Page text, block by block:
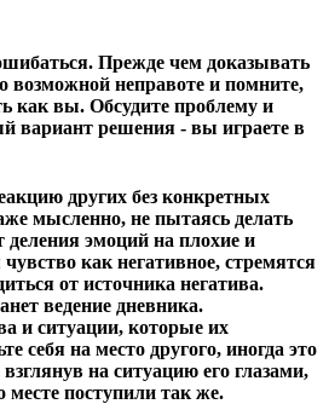
Прежде чем доказывать
возможной неправоте и помните,
как вы. Обсудите проблему и
вариант решения - вы играете в
других без конкретных
мысленно, не пытаясь делать
эмоций на плохие и
как негативное, стремятся
от источника негатива.
ведение дневника.
и ситуации, которые их
себя на место другого, иногда это
на ситуацию его глазами,
поступили так же.